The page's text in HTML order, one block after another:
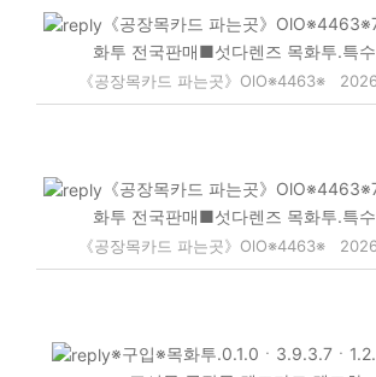
《공장목카드 파는곳》
화투 전국판매■섯다렌즈 목화투.특
《공장목카드 파는곳》OlO※4463※
《공장목카드 파는곳》
화투 전국판매■섯다렌즈 목화투.특
《공장목카드 파는곳》OlO※4463※
※구입※목화투.0.1.0ㆍ3.9.3.7ㆍ